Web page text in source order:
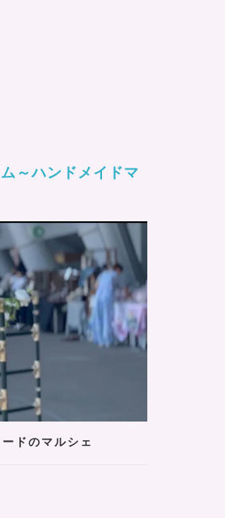
～ハンドメイドマ
ドのマルシェ